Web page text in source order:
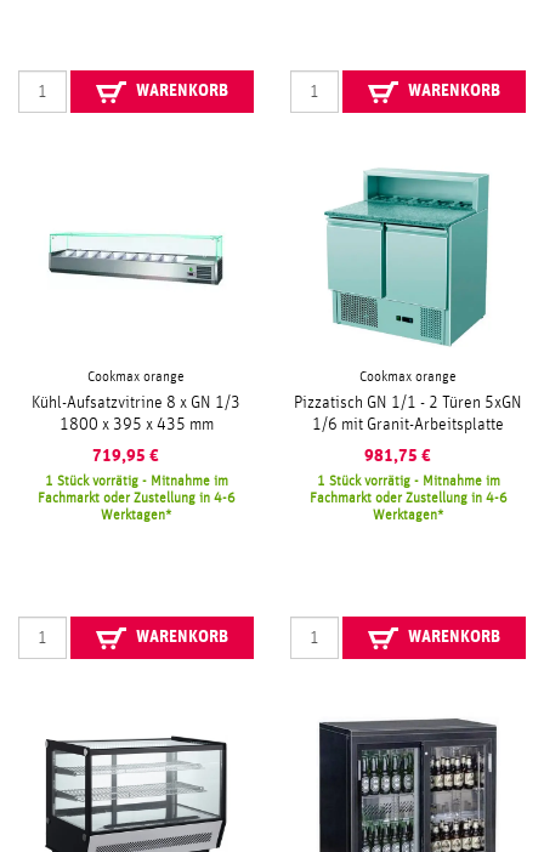
WARENKORB WARENKORB
Cookmax orange
Kühl-Aufsatzvitrine 8 x GN 1/3
1800 x 395 x 435 mm
719,95 €
1 Stück vorrätig - Mitnahme im
Fachmarkt oder Zustellung in 4-6
Werktagen
WARENKORB
Cookmax orange
Pizzatisch GN 1/1 - 2 Türen 5xGN
1/6 mit Granit-Arbeitsplatte
981,75 €
1 Stück vorrätig - Mitnahme im
Fachmarkt oder Zustellung in 4-6
Werktagen
WARENKORB